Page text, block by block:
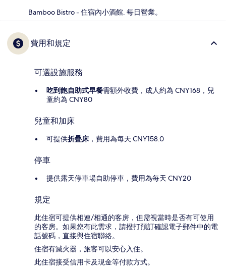
Bamboo Bistro - 住宿內小酒館. 每日營業。
費用和規定
可選設施服務
吃到飽自助式早餐需額外收費，成人約為 CNY168，兒
童約為 CNY80
兒童和加床
可提供折疊床 ，費用為每天 CNY158.0
停車
提供露天停車場自助停車，費用為每天 CNY20
規定
此住宿可提供相連/相通的客房，但需視當時是否有可使用
的客房。如果您有此需求，請撥打預訂確認電子郵件中的電
話號碼，直接與住宿聯絡。
住宿有滅火器，旅客可以安心入住。
此住宿接受信用卡及現金等付款方式。